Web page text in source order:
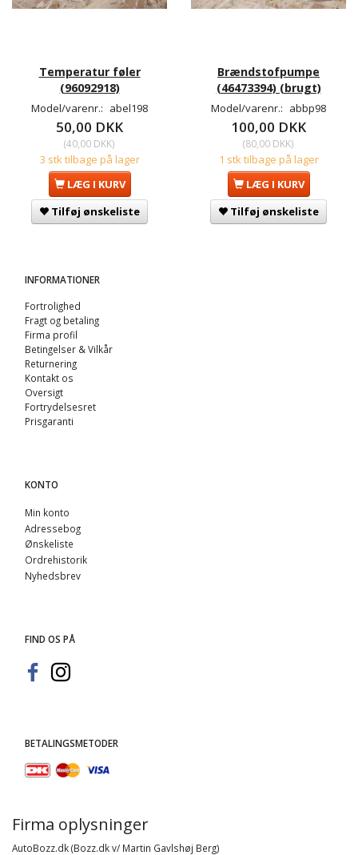
Temperatur føler
(96092918)
Model/varenr.: abel198
50,00 DKK
(40,00 DKK)
3 stk tilbage på lager
LÆG I KURV
Tilføj ønskeliste
Brændstofpumpe
(46473394) (brugt)
Model/varenr.: abbp98
100,00 DKK
(80,00 DKK)
1 stk tilbage på lager
LÆG I KURV
Tilføj ønskeliste
INFORMATIONER
Fortrolighed
Fragt og betaling
Firma profil
Betingelser & Vilkår
Returnering
Kontakt os
Oversigt
Fortrydelsesret
Prisgaranti
KONTO
Min konto
Adressebog
Ønskeliste
Ordrehistorik
Nyhedsbrev
FIND OS PÅ
BETALINGSMETODER
Firma oplysninger
AutoBozz.dk (Bozz.dk v/ Martin Gavlshøj Berg)